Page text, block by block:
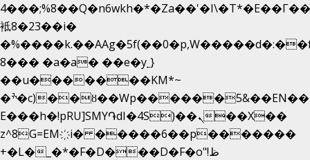
袛8�23��i�
8��� �a�a� ��e�y˿}
��u�������KM*~
�ׯ�c)��ȣ��Wp������5&��EN����*�&&6F��Le��~�P�άv����ui?
E���h�!pRU]SMY֏dI�4S)��ܢ��X��
z^8G=EM҉i� �����6��p�������
+�L�_�*�F�D���D�F�o"ظ!